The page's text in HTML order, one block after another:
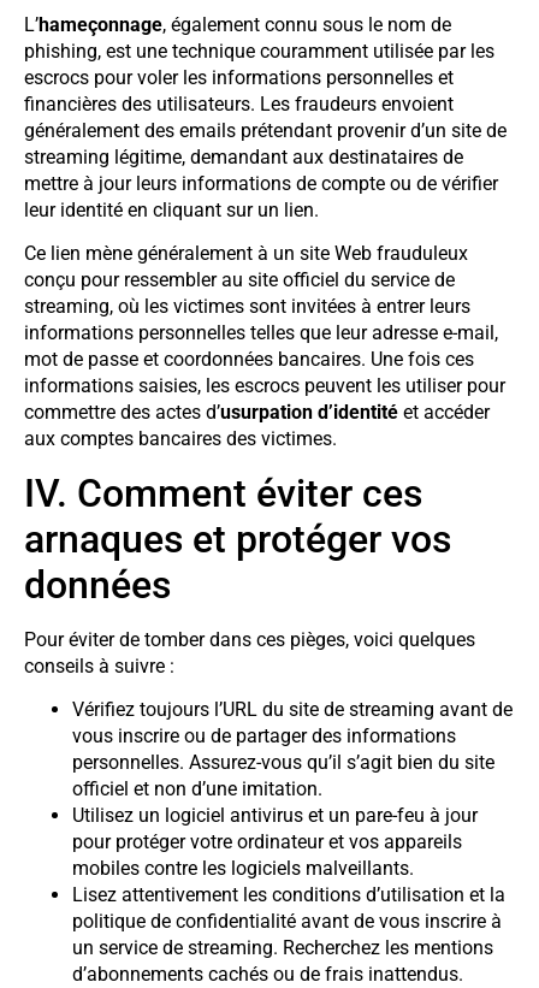
L’hameçonnage, également connu sous le nom de
phishing, est une technique couramment utilisée par les
escrocs pour voler les informations personnelles et
financières des utilisateurs. Les fraudeurs envoient
généralement des emails prétendant provenir d’un site de
streaming légitime, demandant aux destinataires de
mettre à jour leurs informations de compte ou de vérifier
leur identité en cliquant sur un lien.
Ce lien mène généralement à un site Web frauduleux
conçu pour ressembler au site officiel du service de
streaming, où les victimes sont invitées à entrer leurs
informations personnelles telles que leur adresse e-mail,
mot de passe et coordonnées bancaires. Une fois ces
informations saisies, les escrocs peuvent les utiliser pour
commettre des actes d’usurpation d’identité et accéder
aux comptes bancaires des victimes.
IV. Comment éviter ces
arnaques et protéger vos
données
Pour éviter de tomber dans ces pièges, voici quelques
conseils à suivre :
Vérifiez toujours l’URL du site de streaming avant de
vous inscrire ou de partager des informations
personnelles. Assurez-vous qu’il s’agit bien du site
officiel et non d’une imitation.
Utilisez un logiciel antivirus et un pare-feu à jour
pour protéger votre ordinateur et vos appareils
mobiles contre les logiciels malveillants.
Lisez attentivement les conditions d’utilisation et la
politique de confidentialité avant de vous inscrire à
un service de streaming. Recherchez les mentions
d’abonnements cachés ou de frais inattendus.